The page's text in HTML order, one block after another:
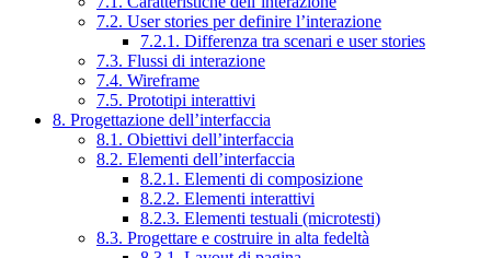
7.2. User stories per definire l’interazione
7.2.1. Differenza tra scenari e user stories
7.3. Flussi di interazione
7.4. Wireframe
7.5. Prototipi interattivi
8. Progettazione dell’interfaccia
8.1. Obiettivi dell’interfaccia
8.2. Elementi dell’interfaccia
8.2.1. Elementi di composizione
8.2.2. Elementi interattivi
8.2.3. Elementi testuali (microtesti)
8.3. Progettare e costruire in alta fedeltà